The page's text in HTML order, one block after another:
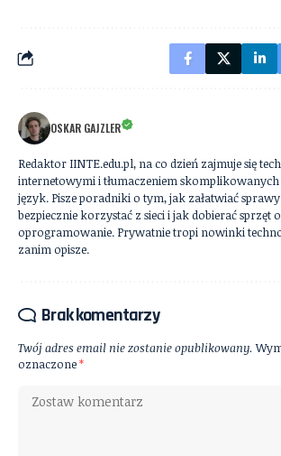
OSKAR GAJZLER
Redaktor IINTE.edu.pl, na co dzień zajmuje się
internetowymi i tłumaczeniem
język. Pisze poradniki o tym, jak załatwiać
bezpiecznie korzystać z sieci i jak dobierać sprzęt
oprogramowanie. Prywatnie tropi nowinki
zanim opisze.
Brak komentarzy
Twój adres email nie zostanie opublikowany.
oznaczone*